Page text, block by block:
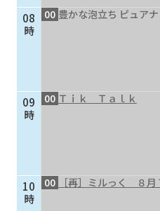
個人情報保護に関する基
本方針
サイトマップ
08
時
09
時
10
時
00 豊かな泡立ち ピュア
00 Ｔｉｋ Ｔａｌｋ
00 ［再］ミルっく ８